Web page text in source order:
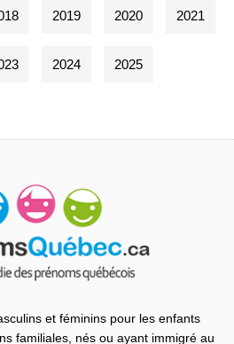
2019 2020 2021
2024 2025
et féminins pour les enfants
familiales, nés ou ayant immigré au